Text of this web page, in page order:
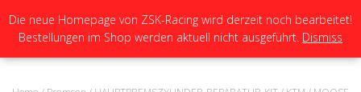
N
A
I
Die neue Homepage von ZSK-Racing wird derzeit noch bearbeitet!
Bestellungen im Shop werden aktuell nicht ausgeführt. Dismiss